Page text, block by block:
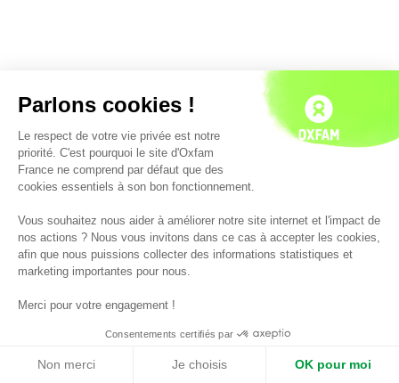
Parlons cookies !
Le respect de votre vie privée est notre
priorité. C'est pourquoi le site d'Oxfam
France ne comprend par défaut que des
cookies essentiels à son bon fonctionnement.
Vous souhaitez nous aider à améliorer notre site internet et l'impact de
nos actions ? Nous vous invitons dans ce cas à accepter les cookies,
afin que nous puissions collecter des informations statistiques et
marketing importantes pour nous.
Merci pour votre engagement !
Consentements certifiés par
Non merci Je choisis OK pour moi